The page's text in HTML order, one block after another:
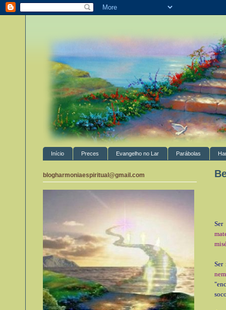
Início Preces Evangelho no Lar Parábolas
Ser
blogharmoniaespiritual@gmail.com